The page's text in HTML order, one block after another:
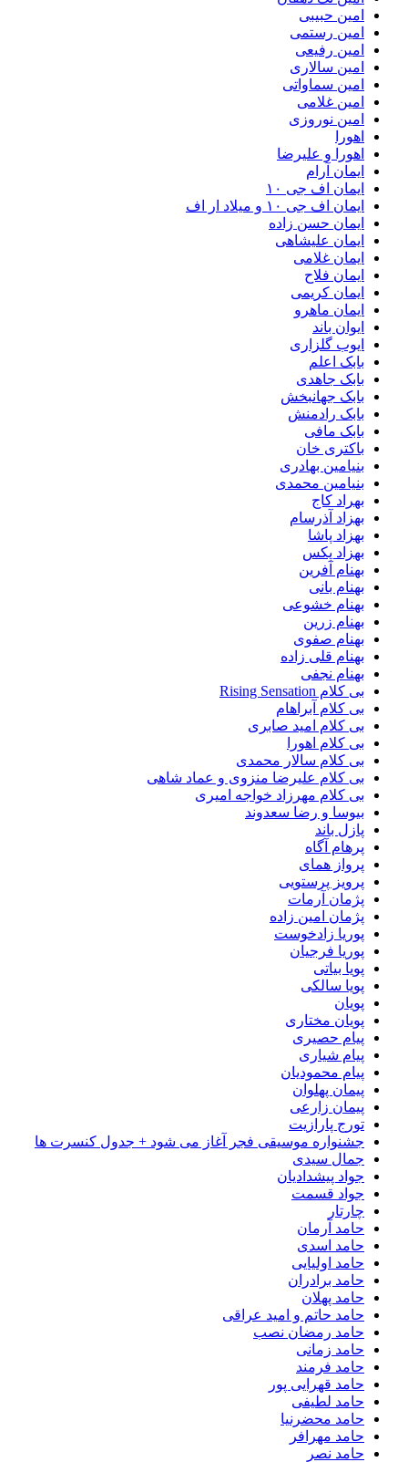
امین حبیبی
امین رستمی
امین رفیعی
امین سالاری
امین سماواتی
امین غلامی
امین نوروزی
اهورا
اهورا و علیرضا
ایمان آرام
ایمان اف جی ۱۰
ایمان اف جی ۱۰ و میلاد ار اف
ایمان حسن زاده
ایمان علیشاهی
ایمان غلامی
ایمان فلاح
ایمان کریمی
ایمان ماهرو
ایوان باند
ایوب گلزاری
بابک اعلم
بابک جاهدی
بابک جهانبخش
بابک رادمنش
بابک مافی
باکتری خان
بنیامین بهادری
بنیامین محمدی
بهراد کاج
بهزاد آذرسام
بهزاد پاشا
بهزاد پکس
بهنام آفرین
بهنام بانی
بهنام خشوعی
بهنام زرین
بهنام صفوی
بهنام قلی زاده
بهنام نجفی
بی کلام Rising Sensation
بی کلام آبراهام
بی کلام امید صابری
بی کلام اهورا
بی کلام سالار محمدی
بی کلام علیرضا منزوی و عماد شاهی
بی کلام مهرزاد خواجه امیری
بیوسا و رضا سعدوند
پازل باند
پرهام آگاه
پرواز همای
پرویز پرستویی
پژمان آرمات
پژمان امین زاده
پوریا زادخوست
پوریا فرجیان
پویا بیاتی
پویا سالکی
پویان
پویان مختاری
پیام حصیری
پیام شیاری
پیام محمودیان
پیمان پهلوان
پیمان زارعی
تورج پارازیت
جشنواره موسیقی فجر آغاز می شود + جدول کنسرت ها
جمال سیدی
جواد پیشدادیان
جواد قسمت
چارتار
حامد آرمان
حامد اسدی
حامد اولیایی
حامد برادران
حامد پهلان
حامد حاتم و امید عراقی
حامد رمضان نصب
حامد زمانی
حامد فرمند
حامد قهرایی پور
حامد لطیفی
حامد محضرنیا
حامد مهرافر
حامد نصر